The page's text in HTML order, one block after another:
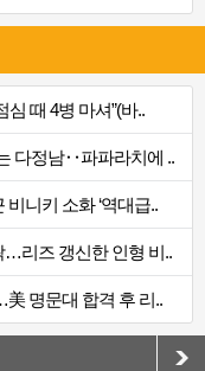
때 4병 마셔”(바..
다정남‥파파라치에 ..
니키 소화 ‘역대급..
…리즈 갱신한 인형 비..
명문대 합격 후 리..